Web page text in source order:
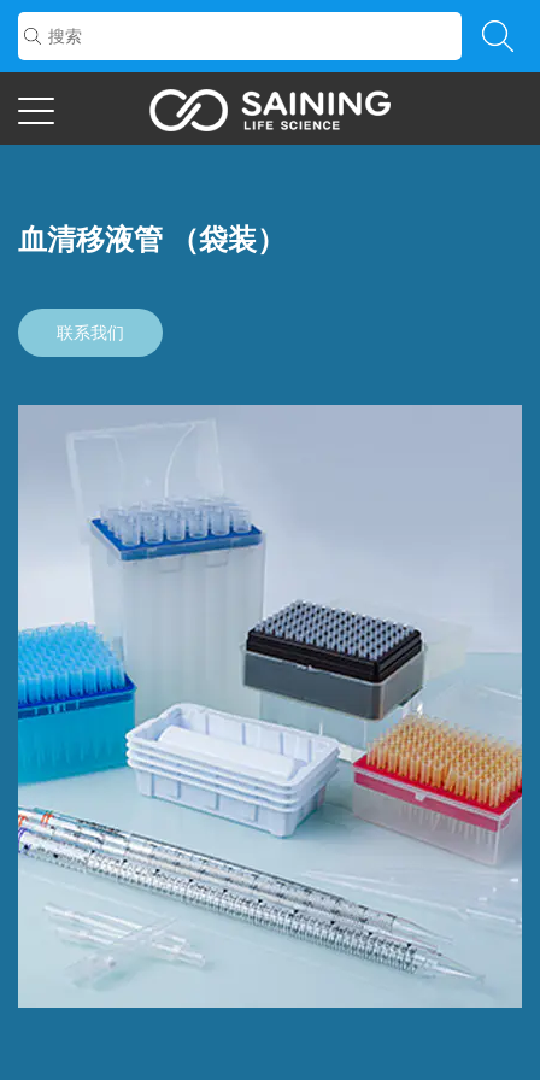
血清移液管 （袋装）
联系我们